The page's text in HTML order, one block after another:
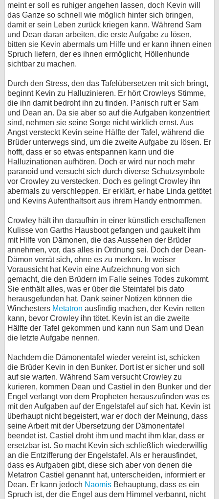
meint er soll es ruhiger angehen lassen, doch Kevin will
das Ganze so schnell wie möglich hinter sich bringen,
damit er sein Leben zurück kriegen kann. Während Sam
und Dean daran arbeiten, die erste Aufgabe zu lösen,
bitten sie Kevin abermals um Hilfe und er kann ihnen einen
Spruch liefern, der es ihnen ermöglicht, Höllenhunde
sichtbar zu machen.
Durch den Stress, den das Tafelübersetzen mit sich bringt,
beginnt Kevin zu Halluzinieren. Er hört Crowleys Stimme,
die ihn damit bedroht ihn zu finden. Panisch ruft er Sam
und Dean an. Da sie aber so auf die Aufgaben konzentriert
sind, nehmen sie seine Sorge nicht wirklich ernst. Aus
Angst versteckt Kevin seine Hälfte der Tafel, während die
Brüder unterwegs sind, um die zweite Aufgabe zu lösen. Er
hofft, dass er so etwas entspannen kann und die
Halluzinationen aufhören. Doch er wird nur noch mehr
paranoid und versucht sich durch diverse Schutzsymbole
vor Crowley zu verstecken. Doch es gelingt Crowley ihn
abermals zu verschleppen. Er erklärt, er habe Linda getötet
und Kevins Aufenthaltsort aus ihrem Handy entnommen.
Crowley hält ihn daraufhin in einer künstlich erschaffenen
Kulisse von Garths Hausboot gefangen und gaukelt ihm
mit Hilfe von Dämonen, die das Aussehen der Brüder
annehmen, vor, das alles in Ordnung sei. Doch der Dean-
Dämon verrät sich, ohne es zu merken. In weiser
Voraussicht hat Kevin eine Aufzeichnung von sich
gemacht, die den Brüdern im Falle seines Todes zukommt.
Sie enthält alles, was er über die Steintafel bis dato
herausgefunden hat. Dank seiner Notizen können die
Winchesters Metatron ausfindig machen, der Kevin retten
kann, bevor Crowley ihn tötet. Kevin ist an die zweite
Hälfte der Tafel gekommen und kann nun Sam und Dean
die letzte Aufgabe nennen.
Nachdem die Dämonentafel wieder vereint ist, schicken
die Brüder Kevin in den Bunker. Dort ist er sicher und soll
auf sie warten. Während Sam versucht Crowley zu
kurieren, kommen Dean und Castiel in den Bunker und der
Engel verlangt von dem Propheten herauszufinden was es
mit den Aufgaben auf der Engelstafel auf sich hat. Kevin ist
überhaupt nicht begeistert, war er doch der Meinung, dass
seine Arbeit mit der Übersetzung der Dämonentafel
beendet ist. Castiel droht ihm und macht ihm klar, dass er
ersetzbar ist. So macht Kevin sich schließlich wiederwillig
an die Entzifferung der Engelstafel. Als er herausfindet,
dass es Aufgaben gibt, diese sich aber von denen die
Metatron Castiel genannt hat, unterscheiden, informiert er
Dean. Er kann jedoch Naomis Behauptung, dass es ein
Spruch ist, der die Engel aus dem Himmel verbannt, nicht